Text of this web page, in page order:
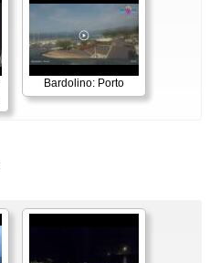
Bardolino: Porto